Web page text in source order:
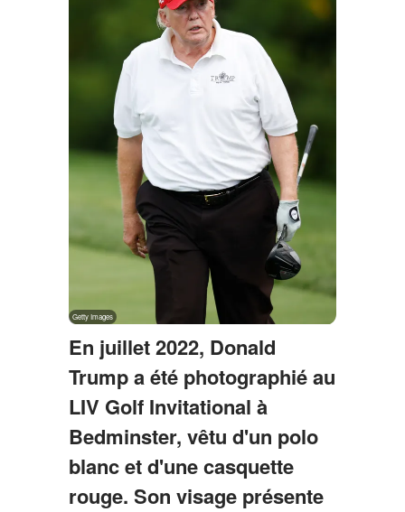
En juillet 2022, Donald
Trump a été photographié au
LIV Golf Invitational à
Bedminster, vêtu d'un polo
blanc et d'une casquette
rouge. Son visage présente